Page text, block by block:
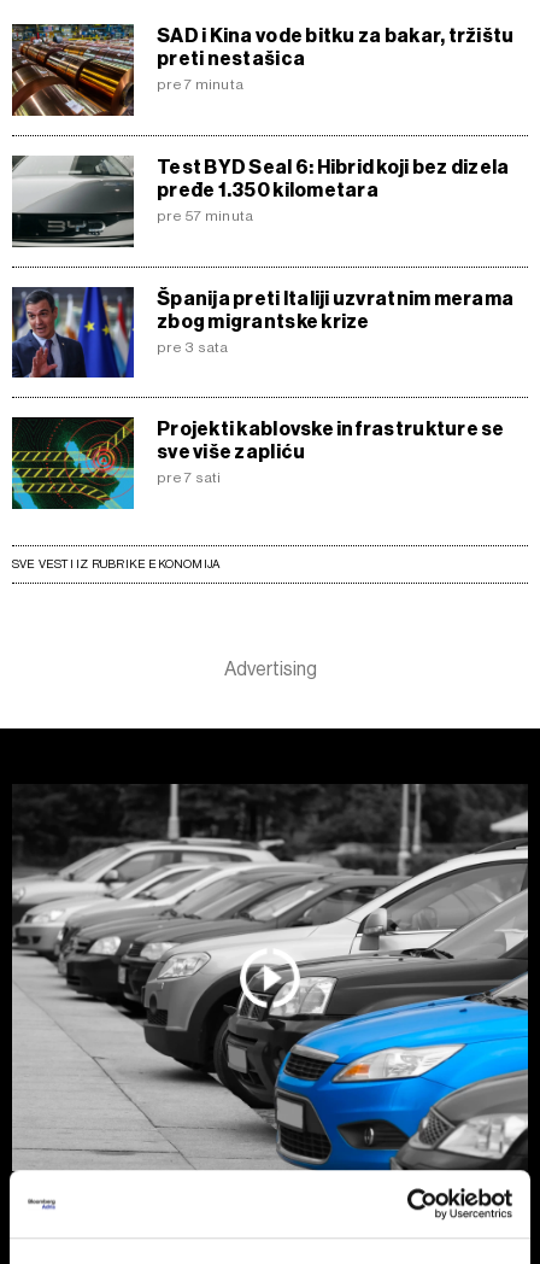
SAD i Kina vode bitku za bakar, tržištu
preti nestašica
pre 7 minuta
Test BYD Seal 6: Hibrid koji bez dizela
pređe 1.350 kilometara
pre 57 minuta
Španija preti Italiji uzvratnim merama
zbog migrantske krize
pre 3 sata
Projekti kablovske infrastrukture se
sve više zapliću
pre 7 sati
SVE VESTI IZ RUBRIKE EKONOMIJA
Srbija još vozi stare dizelaše, ali
tržište se menja zbog pravila EU